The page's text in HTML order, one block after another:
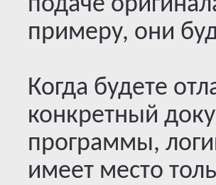
примеру, они
Когда будете
конкретный
программы,
имеет место